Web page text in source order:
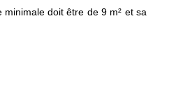
doit être de 9 m² et sa